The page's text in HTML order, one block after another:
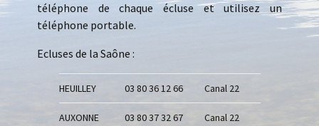
téléphone de chaque écluse et utilisez un
téléphone portable.
Ecluses de la Saône :
HEUILLEY 03 80 36 12 66 Canal 22
AUXONNE 03 80 37 32 67 Canal 22